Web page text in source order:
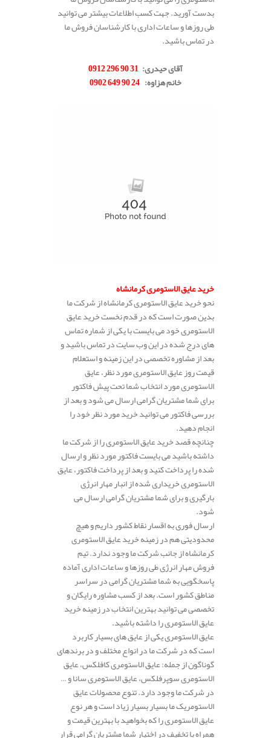
بدست آورید. جهت کسب اطلاعات بیشتر می توانید
طی روزها و ساعات اداری با کارشناسان فروش ما
در تماس باشید.
آقای حیدری:
31 90 296 0912
خانم هزاوه:
24 90 649 0902
خرید عایق الاستومری کرمانشاه
نحو خرید عایق الاستومری کرمانشاه از شرکت ما
بدین صورت است که در قدم نخست خرید عایق
الاستومری خود می بایست با یکی از شماره تماس
های درج شده در این وب سایت در تماس باشید و
بعد از مشاوره تخصصی در این زمینه و استعلام
قیمت روز عایق الاستومری مورد نظر، عایق
الاستومری مورد انتخاب شما تحت پیش فاکتور
برای شما مشتریان گرامی ارسال می شود و بعد از
بررسی فاکتور می توانید خرید مورد نظر خود را
انجام دهید.
چنانچه قصد خرید عایق الاستومری را از شرکت ما
داشته باشید می بایست فاکتور مورد نظر و ارسال
شده را پرداخت کنید و بعد از پرداخت فاکتور، عایق
الاستومری خریداری شده از انبار مهار انرژی
بارگیری و برای شما مشتریان گرامی ارسال می
شود.
ارسال فوری به اقسار نقاط کشور داریم و هیچ
محدودیتی هم در زمینه خرید عایق الاستومری
کرمانشاه از جانب شرکت ما وجود ندارد. تیم
فروش مهار انرژی طی روزها و ساعات اداری آماده
پاسخگویی به شما مشتریان گرامی در سراسر
مناطق کشور است. بعد از کسب مشاوره رایگان و
تخصصی می توانید بهترین انتخاب در زمینه خرید
عایق الاستومری را داشته باشید.
عایق الاستومری یکی از عایق های بسیار کاربرد
است که در شرکت ما در انواع مختلف و در برندهای
گوناگون از جمله: عایق الاستومری کافلکس، عایق
الاستومری سوپرفلکس، عایق الاستومری سانا و …
در شرکت ما وجود دارد. تنوع محصولات عایق
الاستومریک ما بسیار بسیار زیاد است و هر نوع
عایق الاستومری را که بخواهید با بهترین قیمت و
همراه با تخفیف در اختیار شما مشتریان گرامی قرار